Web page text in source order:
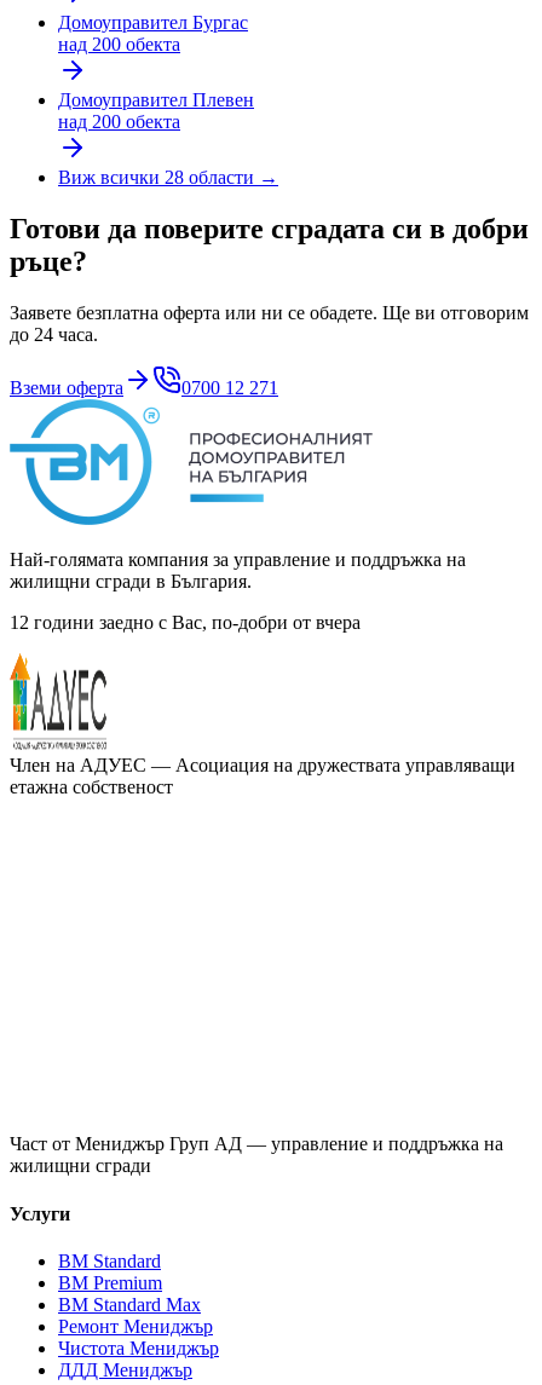
Домоуправител Бургас
над 200 обекта
Домоуправител Плевен
над 200 обекта
Виж всички 28 области →
Готови да поверите сградата си в добри
ръце?
Заявете безплатна оферта или ни се обадете. Ще ви отговорим
до 24 часа.
Вземи оферта 0700 12 271
Най-голямата компания за управление и поддръжка на
жилищни сгради в България.
12 години заедно с Вас, по-добри от вчера
Член на АДУЕС — Асоциация на дружествата управляващи
етажна собственост
Част от Мениджър Груп АД — управление и поддръжка на
жилищни сгради
Услуги
ВМ Standard
ВМ Premium
ВМ Standard Max
Ремонт Мениджър
Чистота Мениджър
ДДД Мениджър